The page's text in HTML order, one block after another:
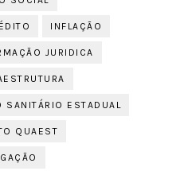
INFLAÇÃO
JURIDICA
SANITÁRIO ESTADUAL
QUAEST